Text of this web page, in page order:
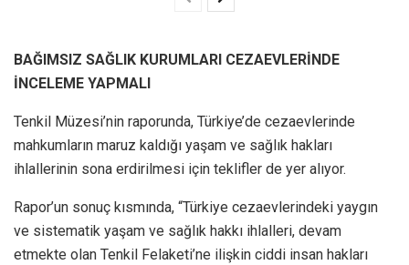
BAĞIMSIZ SAĞLIK KURUMLARI CEZAEVLERİNDE
İNCELEME YAPMALI
Tenkil Müzesi’nin raporunda, Türkiye’de cezaevlerinde
mahkumların maruz kaldığı yaşam ve sağlık hakları
ihlallerinin sona erdirilmesi için teklifler de yer alıyor.
Rapor’un sonuç kısmında, “Türkiye cezaevlerindeki yaygın
ve sistematik yaşam ve sağlık hakkı ihlalleri, devam
etmekte olan Tenkil Felaketi’ne ilişkin ciddi insan hakları